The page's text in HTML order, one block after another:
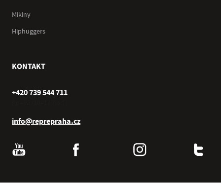
Mikiny
Hiphuggers
KONTAKT
+420 739 544 711
info@reprepraha.cz